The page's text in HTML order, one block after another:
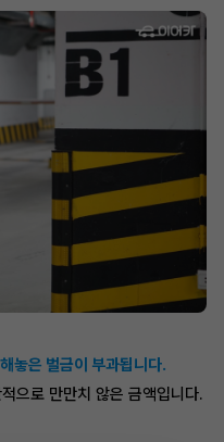
놓은 벌금이 부과됩니다.
으로 만만치 않은 금액입니다.